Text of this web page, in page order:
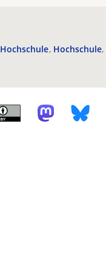
Hochschule Hochschule